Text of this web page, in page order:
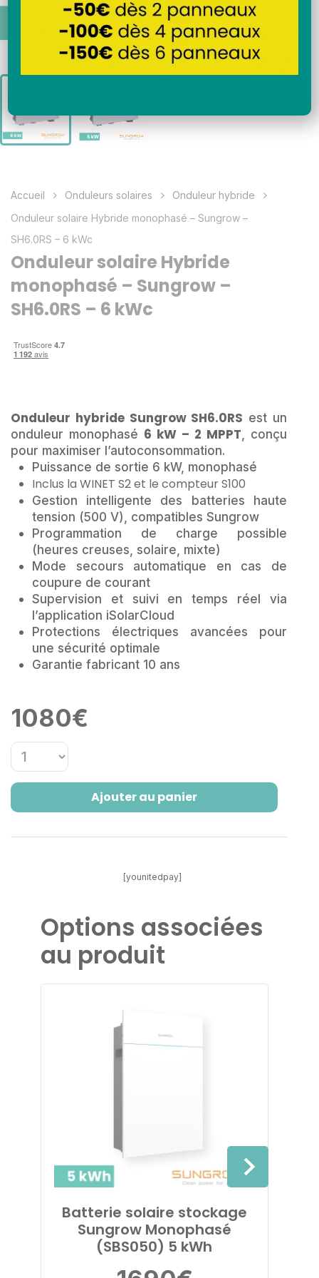
Accueil Onduleurs solaires
Onduleur hybride
Onduleur solaire Hybride monophasé – Sungrow –
SH6.0RS – 6 kWc
Onduleur solaire Hybride
monophasé – Sungrow –
SH6.0RS – 6 kWc
Onduleur hybride Sungrow SH6.0RS est un
onduleur monophasé 6 kW – 2 MPPT, conçu
pour maximiser l’autoconsommation.
Puissance de sortie 6 kW, monophasé
Inclus la WINET S2 et le compteur S100
Gestion intelligente des batteries haute
tension (500 V), compatibles Sungrow
Programmation de charge possible
(heures creuses, solaire, mixte)
Mode secours automatique en cas de
coupure de courant
Supervision et suivi en temps réel via
l’application iSolarCloud
Protections électriques avancées pour
une sécurité optimale
Garantie fabricant 10 ans
1080€
Ajouter au panier
[younitedpay]
Options associées
au produit
Batterie solaire stockage
Sungrow Monophasé
(SBS050) 5 kWh